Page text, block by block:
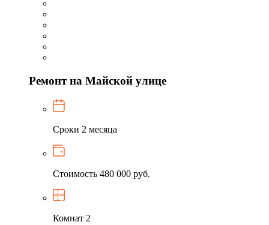
Ремонт на Майской улице
Сроки 2 месяца
Стоимость 480 000 руб.
Комнат 2